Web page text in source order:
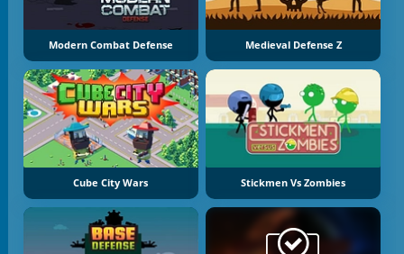
Modern Combat Defense Medieval Defense Z
Cube City Wars Stickmen Vs Zombies